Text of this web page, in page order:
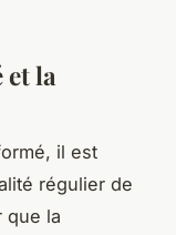
et la
il est
régulier de
que la